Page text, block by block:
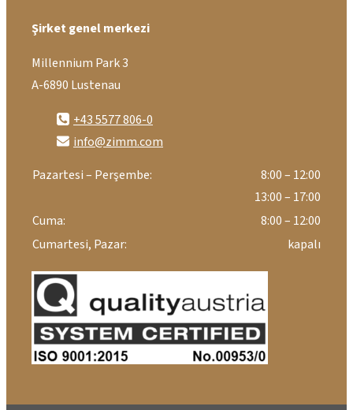
Şirket genel merkezi
Millennium Park 3
A-6890 Lustenau
+43 5577 806-0
info@zimm.com
Pazartesi – Perşembe:
8:00 – 12:00
13:00 – 17:00
Cuma:
8:00 – 12:00
Cumartesi, Pazar:
kapalı